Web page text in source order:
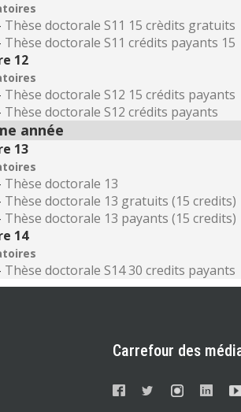
Thèse doctorale S11 15 crèdits gratuits
Thèse doctorale S11 crédits payants 15
12
Thèse doctorale S12 15 crédits payants
Thèse doctorale S12 crédits payants
année
13
Thèse doctorale 13
Thèse doctorale 13 gratuits (15 credits)
Thèse doctorale 13 payants (15 credits)
14
Thèse doctorale S14 30 credits payants
Carrefour des